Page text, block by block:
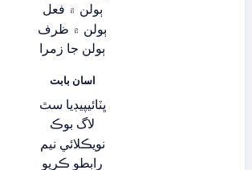
ٻولن ۾ فعل
ٻولن ۾ ظرف
ٻولن جا زمرا
اسان بابت
ڀٽائيپيڊيا سٿ
لاگ بوڪ
نويڪلائي نيم
رابطو ڪريو